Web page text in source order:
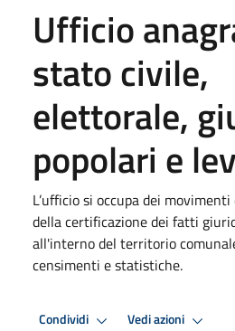
Ufficio
stato civile,
elettorale,
popolari e
L’ufficio si occupa dei
della certificazione dei fatti
all'interno del territorio
censimenti e statistiche.
Condividi Vedi azioni